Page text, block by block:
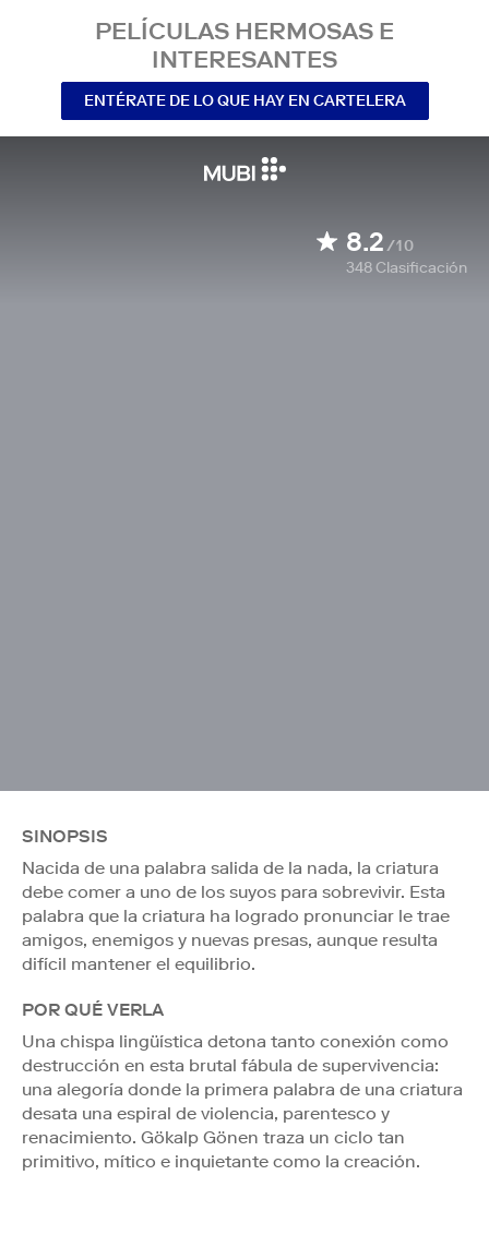
PELÍCULAS HERMOSAS E
INTERESANTES
ENTÉRATE DE LO QUE HAY EN CARTELERA
8.2/10
348Clasificación
SINOPSIS
Nacida de una palabra salida de la nada, la criatura
debe comer a uno de los suyos para sobrevivir. Esta
palabra que la criatura ha logrado pronunciar le trae
amigos, enemigos y nuevas presas, aunque resulta
difícil mantener el equilibrio.
POR QUÉ VERLA
Una chispa lingüística detona tanto conexión como
destrucción en esta brutal fábula de supervivencia:
una alegoría donde la primera palabra de una criatura
desata una espiral de violencia, parentesco y
renacimiento. Gökalp Gönen traza un ciclo tan
primitivo, mítico e inquietante como la creación.